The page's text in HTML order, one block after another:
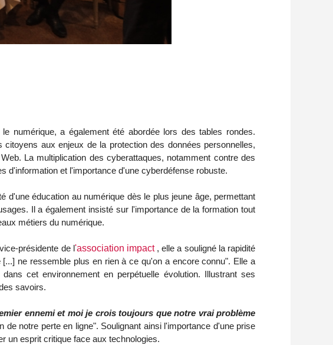
numérique, a également été abordée lors des tables rondes.
aux enjeux de la protection des données personnelles,
La multiplication des cyberattaques, notamment contre des
d'information et l'importance d'une cyberdéfense robuste.
d'une éducation au numérique dès le plus jeune âge, permettant
Il a également insisté sur l'importance de la formation tout
métiers du numérique.
présidente de l'association impact , elle a souligné la rapidité
ne ressemble plus en rien à ce qu'on a encore connu". Elle a
cet environnement en perpétuelle évolution. Illustrant ses
savoirs.
ennemiet moi je crois toujours que notre vrai problème
de notre perte en ligne". Soulignant ainsi l'importance d'une prise
un esprit critique face aux technologies.